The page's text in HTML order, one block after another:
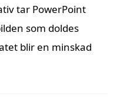
tar PowerPoint
som doldes
blir en minskad